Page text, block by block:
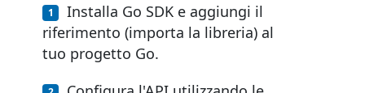
Installa Go SDK e aggiungi il
riferimento (importa la libreria) al
tuo progetto Go.